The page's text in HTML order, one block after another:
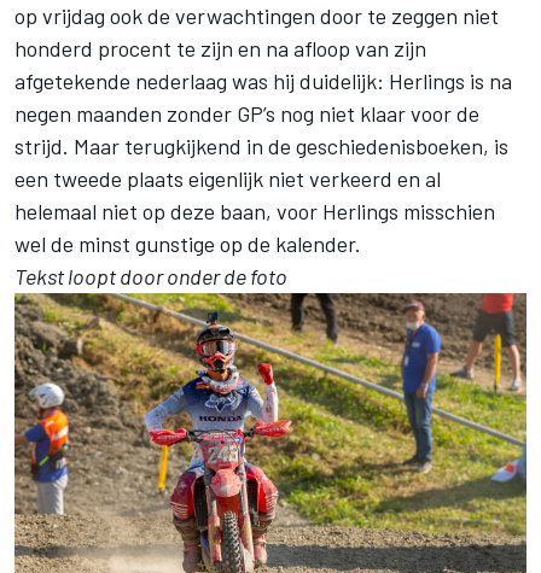
op vrijdag ook de verwachtingen door te zeggen niet
honderd procent te zijn en na afloop van zijn
afgetekende nederlaag was hij duidelijk: Herlings is na
negen maanden zonder GP’s nog niet klaar voor de
strijd. Maar terugkijkend in de geschiedenisboeken, is
een tweede plaats eigenlijk niet verkeerd en al
helemaal niet op deze baan, voor Herlings misschien
wel de minst gunstige op de kalender.
Tekst loopt door onder de foto